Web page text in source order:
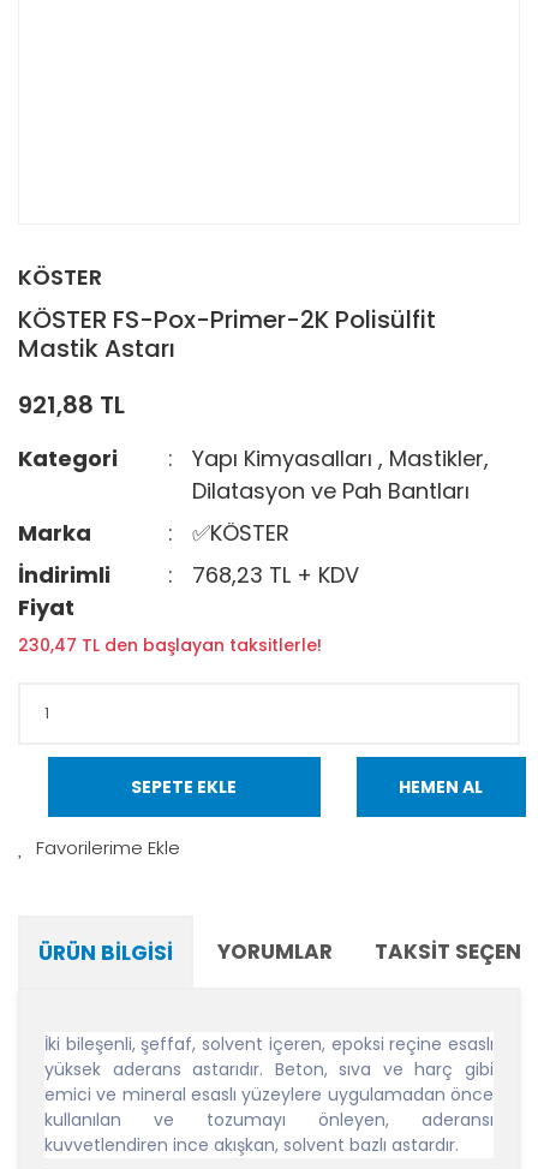
KÖSTER
KÖSTER FS-Pox-Primer-2K Polisülfit
Mastik Astarı
921,88 TL
Kategori Yapı Kimyasalları , Mastikler,
Dilatasyon ve Pah Bantları
Marka
✅KÖSTER
İndirimli
Fiyat
768,23 TL + KDV
230,47 TL den başlayan taksitlerle!
SEPETE EKLE HEMEN AL
ÜRÜN BILGISI YORUMLAR TAKSIT
İki bileşenli, şeffaf, solvent içeren, epoksi reçine esaslı
yüksek aderans astarıdır. Beton, sıva ve harç gibi
emici ve mineral esaslı yüzeylere uygulamadan önce
kullanılan ve tozumayı önleyen, aderansı
kuvvetlendiren ince akışkan, solvent bazlı astardır.